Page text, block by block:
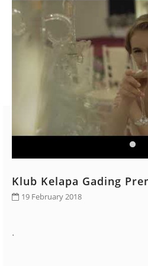
SUMMERVILLE
CONTACT
Klub Kelapa Gading
19 February 2018
.